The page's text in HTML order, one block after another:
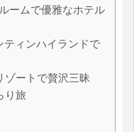
ームで優雅なホテル
ティンハイランドで
ゾートで贅沢三昧
り旅